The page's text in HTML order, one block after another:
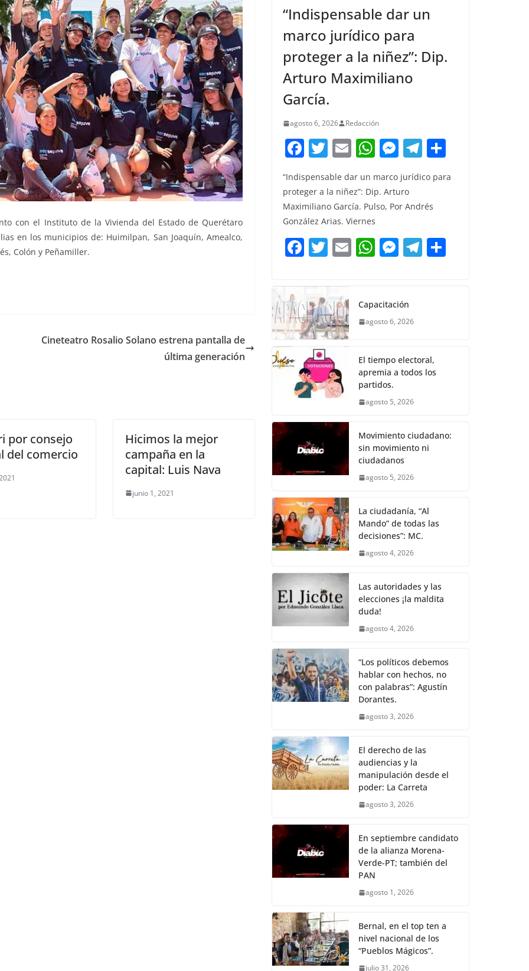
con el Instituto de la Vivienda del Estado de Querétaro
en los municipios de: Huimilpan, San Joaquín, Amealco,
Colón y Peñamiller.
Cineteatro Rosalio Solano estrena pantalla de
última generación
por consejo
del comercio
Hicimos la mejor
campaña en la
capital: Luis Nava
junio 1, 2021
“Indispensable dar un
marco jurídico para
proteger a la niñez”: Dip.
Arturo Maximiliano
García.
agosto 6, 2026 Redacción
F
c
e
b
o
o
k
T
w
itt
er
E
ai
l
W
at
s
p
p
M
e
ss
e
g
er
T
e
gr
m
m
“Indispensable dar un marco jurídico para
proteger a la niñez”: Dip. Arturo
Maximiliano García. Pulso, Por Andrés
González Arias. Viernes
F
c
e
b
o
o
k
T
itt
er
E W
s
A
p
M
e
n
er
T
Capacitación
agosto 6, 2026
El tiempo electoral,
apremia a todos los
partidos.
agosto 5, 2026
Movimiento ciudadano:
sin movimiento ni
ciudadanos
agosto 5, 2026
La ciudadanía, “Al
Mando” de todas las
decisiones”: MC.
agosto 4, 2026
Las autoridades y las
elecciones ¡la maldita
duda!
agosto 4, 2026
“Los políticos debemos
hablar con hechos, no
con palabras”: Agustín
Dorantes.
agosto 3, 2026
El derecho de las
audiencias y la
manipulación desde el
poder: La Carreta
agosto 3, 2026
En septiembre candidato
de la alianza Morena-
Verde-PT; también del
PAN
agosto 1, 2026
Bernal, en el top ten a
nivel nacional de los
“Pueblos Mágicos”.
julio 31, 2026